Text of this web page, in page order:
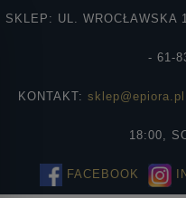
SKLEP: UL. WROCŁAWSKA
- 61-
KONTAKT: sklep@epiora.pl
18:00,
FACEBOOK